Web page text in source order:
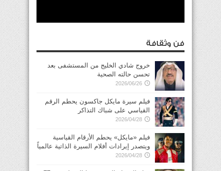
فن وثقافة
خروج شادي الخليج من المستشفى بعد
تحسن حالته الصحية
2026/06/26
فيلم سيرة مايكل جاكسون يحطم الرقم
القياسي على شباك التذاكر
2026/04/28
فيلم «مايكل» يحطم الأرقام القياسية
ويتصدر إيرادات أفلام السيرة الذاتية عالمياً
2026/04/28